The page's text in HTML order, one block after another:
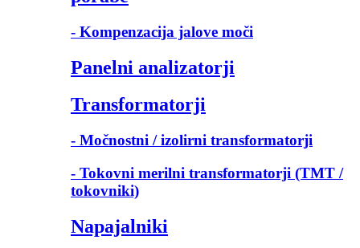
- Kompenzacija jalove moči
Panelni analizatorji
Transformatorji
- Močnostni / izolirni transformatorji
- Tokovni merilni transformatorji (TMT /
tokovniki)
Napajalniki